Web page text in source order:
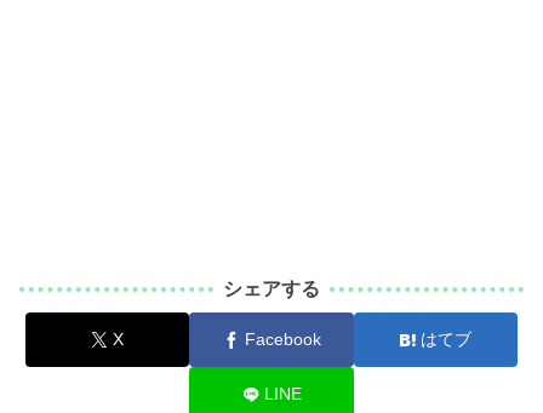
シェアする
X Facebook はてブ
LINE